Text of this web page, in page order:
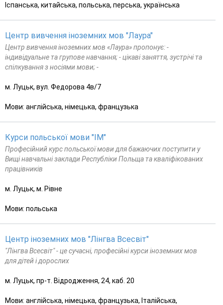
Іспанська, китайська, польська, перська, українська
Центр вивчення іноземних мов "Лаура"
Центр вивчення іноземних мов «Лаура» пропонує: -
індивідуальне та групове навчання; - цікаві заняття, зустрічі та
спілкування з носіями мови; -
м. Луцьк, вул. Федорова 4в/7
Мови: англійська, німецька, французька
Курси польської мови "ІМ"
Професійний курс польської мови для бажаючих поступити у
Вищі навчальні заклади Республіки Польща та кваліфікованих
працівників
м. Луцьк, м. Рівне
Мови: польська
Центр іноземних мов "Лінгва Всесвіт"
"Лінгва Всесвіт" - це сучасні, професійні курси іноземних мов
для дітей і дорослих
м. Луцьк, пр-т. Відродження, 24, каб. 20
Мови: англійська, німецька, французька, Італійська,